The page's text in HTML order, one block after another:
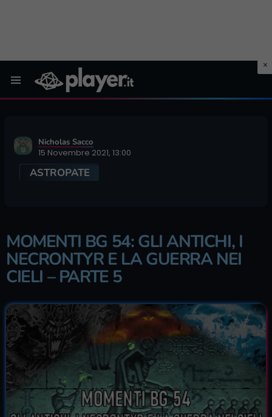
Nicholas Sacco
15 Novembre 2021, 13:00
ASTROPATE
MOMENTI BG 54: GLI ANTICHI, I
NECRONTYR E LA GUERRA NEI
CIELI – PARTE 5